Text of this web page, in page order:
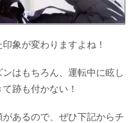
象が変わりますよね！
はもちろん、運転中に眩し
跡も付かない！
あるので、ぜひ下記からチ